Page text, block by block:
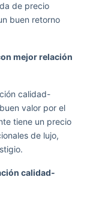
de precio
buen retorno
mejor relación
calidad-
valor por el
tiene un precio
de lujo,
calidad-